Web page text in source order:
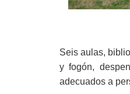
Seis aulas,
y fogón,
adecuados a